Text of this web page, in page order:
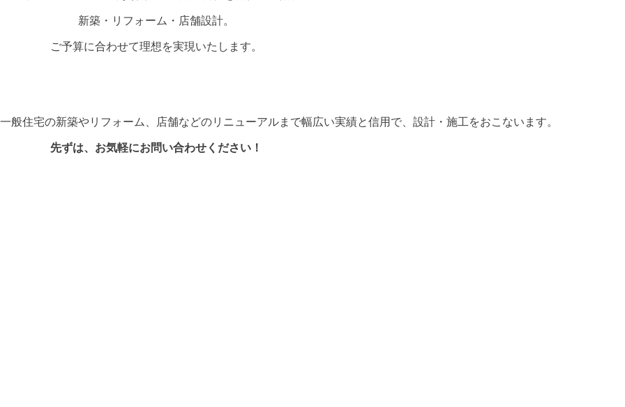
新築・リフォーム・店舗設計。
ご予算に合わせて理想を実現いたします。
般住宅の新築やリフォーム、店舗などのリニューアルまで幅広い実績と信用で、設計・施工をおこないます。
先ずは、お気軽にお問い合わせください！